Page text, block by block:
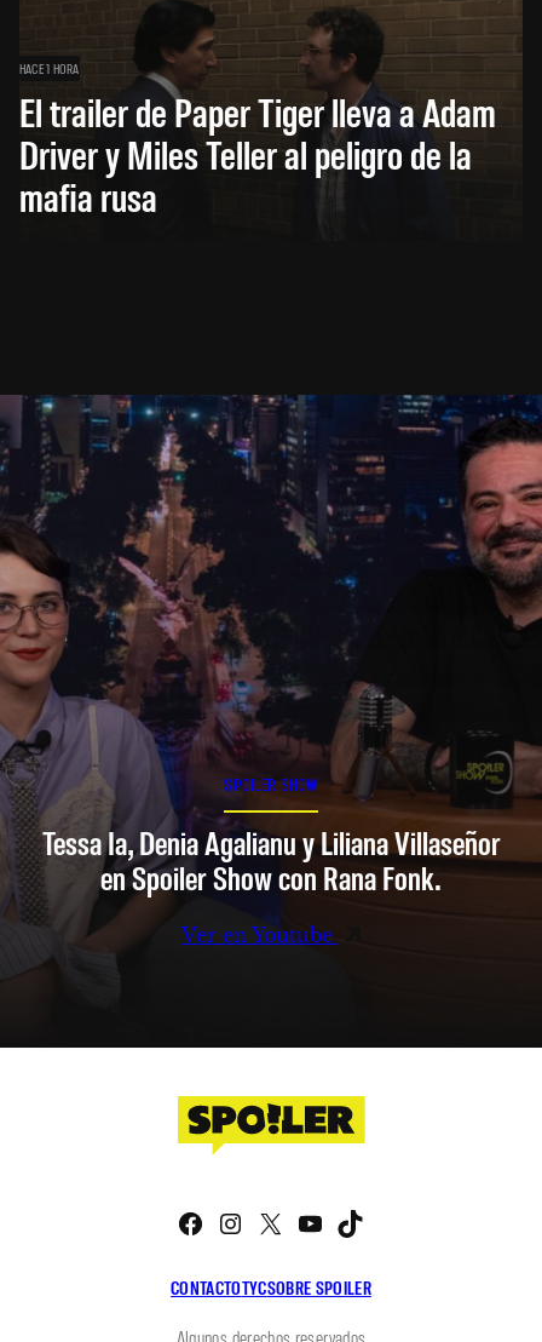
HACE 1 HORA
El trailer de Paper Tiger lleva a Adam
Driver y Miles Teller al peligro de la
mafia rusa
SPOILER SHOW
Tessa Ia, Denia Agalianu y Liliana Villaseñor
en Spoiler Show con Rana Fonk.
Ver en Youtube
CONTACTOTYCSOBRE SPOILER
Facebook
Instagram
X YouTube